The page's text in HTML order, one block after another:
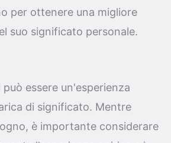
per ottenere una migliore
suo significato personale.
essere un'esperienza
di significato. Mentre
è importante considerare